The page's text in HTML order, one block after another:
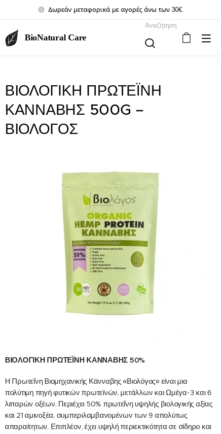
Δωρεάν μεταφορικά με αγορές άνω των 30€.
BioNatural Care
Αναζήτηση
ΒΙΟΛΟΓΙΚΗ ΠΡΩΤΕΪΝΗ
ΚΑΝΝΑΒΗΣ 500G –
ΒΙΟΛΟΓΟΣ
ΒΙΟΛΟΓΙΚΗ ΠΡΩΤΕΪΝΗ ΚΑΝΝΑΒΗΣ 50%
Η Πρωτεΐνη Βιομηχανικής Κάνναβης «Βιολόγος» είναι μια
πολύτιμη πηγή φυτικών πρωτεϊνών, μετάλλων και Ωμέγα-3 και 6
λιπαρών οξέων. Περιέχει 50% πρωτεΐνη υψηλής βιολογικής αξίας
και 21 αμινοξέα, συμπεριλαμβανομένων των 9 απολύτως
απαραίτητων. Επιπλέον, έχει υψηλή περιεκτικότητα σε σίδηρο και